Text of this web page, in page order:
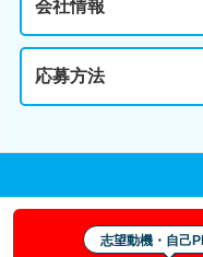
会社情報
応募方法
志望動機・自己